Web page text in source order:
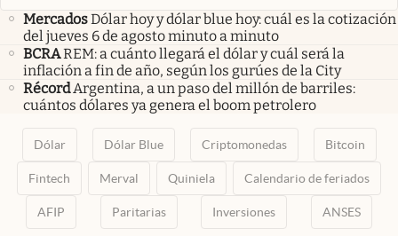
MercadosDólar hoy y dólar blue hoy: cuál es la cotización
del jueves 6 de agosto minuto a minuto
BCRAREM: a cuánto llegará el dólar y cuál será la
inflación a fin de año, según los gurúes de la City
RécordArgentina, a un paso del millón de barriles:
cuántos dólares ya genera el boom petrolero
Dólar Dólar Blue Criptomonedas Bitcoin
Fintech Merval Quiniela Calendario de feriados
AFIP Paritarias Inversiones ANSES